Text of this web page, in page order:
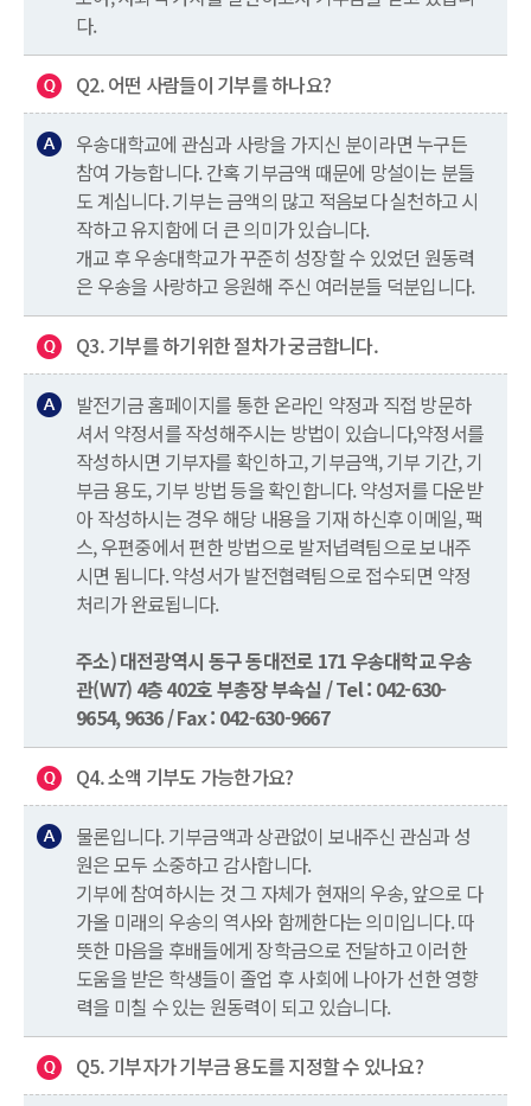
다.
Q2. 어떤 사람들이 기부를 하나요?
우송대학교에 관심과 사랑을 가지신 분이라면 누구든
참여 가능합니다. 간혹 기부금액 때문에 망설이는 분들
도 계십니다. 기부는 금액의 많고 적음보다 실천하고 시
작하고 유지함에 더 큰 의미가 있습니다.
개교 후 우송대학교가 꾸준히 성장할 수 있었던 원동력
은 우송을 사랑하고 응원해 주신 여러분들 덕분입니다.
Q3. 기부를 하기위한 절차가 궁금합니다.
발전기금 홈페이지를 통한 온라인 약정과 직접 방문하
셔서 약정서를 작성해주시는 방법이 있습니다,약정서를
작성하시면 기부자를 확인하고, 기부금액, 기부 기간, 기
부금 용도, 기부 방법 등을 확인합니다. 약성저를 다운받
아 작성하시는 경우 해당 내용을 기재 하신후 이메일, 팩
스, 우편중에서 편한 방법으로 발저녑력팀으로 보내주
시면 됨니다. 약성서가 발전협력팀으로 접수되면 약정
처리가 완료됩니다.
주소) 대전광역시 동구 동대전로 171 우송대학교 우송
관(W7) 4층 402호 부총장 부속실 / Tel : 042-630-
9654, 9636 / Fax : 042-630-9667
Q4. 소액 기부도 가능한가요?
물론입니다. 기부금액과 상관없이 보내주신 관심과 성
원은 모두 소중하고 감사합니다.
기부에 참여하시는 것 그 자체가 현재의 우송, 앞으로 다
가올 미래의 우송의 역사와 함께한다는 의미입니다. 따
뜻한 마음을 후배들에게 장학금으로 전달하고 이러한
도움을 받은 학생들이 졸업 후 사회에 나아가 선한 영향
력을 미칠 수 있는 원동력이 되고 있습니다.
Q5. 기부자가 기부금 용도를 지정할 수 있나요?